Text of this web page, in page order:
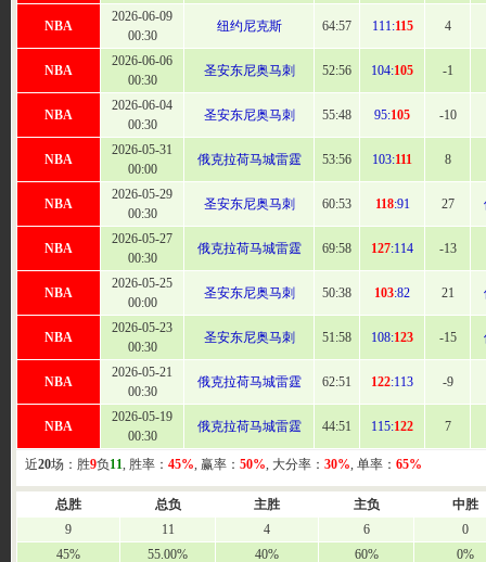
NBA
2026-06-09
00:30
纽约尼克斯 64:57 111:115 4
NBA
2026-06-06
00:30
圣安东尼奥马刺 52:56 104:105 -1
NBA
2026-06-04
00:30
圣安东尼奥马刺 55:48 95:105 -10
NBA
2026-05-31
00:00
俄克拉荷马城雷霆 53:56 103:111 8
NBA
2026-05-29
00:30
圣安东尼奥马刺 60:53 118:91 27
NBA
2026-05-27
00:30
俄克拉荷马城雷霆 69:58 127:114 -13
NBA
2026-05-25
00:00
圣安东尼奥马刺 50:38 103:82 21
NBA
2026-05-23
00:30
圣安东尼奥马刺 51:58 108:123 -15
NBA
2026-05-21
00:30
俄克拉荷马城雷霆 62:51 122:113 -9
NBA
2026-05-19
00:30
俄克拉荷马城雷霆 44:51 115:122 7
近20场：胜9负11, 胜率： 45%, 赢率： 50%, 大分率： 30%, 单率： 65%
总胜 总负 主胜 主负
中胜
9
11 4 6
0
45%
55.00% 40% 60% 0%